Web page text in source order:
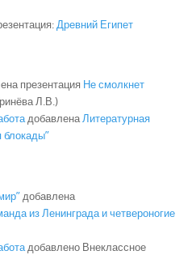
Древний Египет
презентация Не смолкнет
Л.В.)
добавленаЛитературная
блокады”
добавлена
из Ленинграда и четвероногие
добавлено Внеклассное